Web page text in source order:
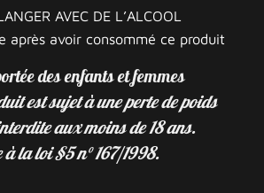
AVEC DE L’ALCOOL
après avoir consommé ce produit
des enfants et femmes
est sujet à une perte de poids
aux moins de 18 ans.
la loi §5 n° 167/1998.